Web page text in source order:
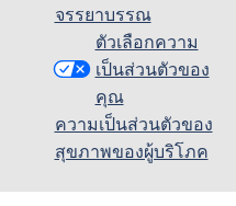
จรรยาบรรณ
ตัวเลือกความ
เป็นส่วนตัวของ
คุณ
ความเป็นส่วนตัวของ
สุขภาพของผู้บริโภค